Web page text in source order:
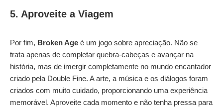
5. Aproveite a Viagem
Por fim, Broken Age é um jogo sobre apreciação. Não se
trata apenas de completar quebra-cabeças e avançar na
história, mas de imergir completamente no mundo encantador
criado pela Double Fine. A arte, a música e os diálogos foram
criados com muito cuidado, proporcionando uma experiência
memorável. Aproveite cada momento e não tenha pressa para